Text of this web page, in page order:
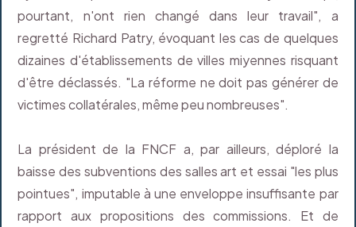
pourtant, n'ont rien changé dans leur travail", a
regretté Richard Patry, évoquant les cas de quelques
dizaines d'établissements de villes miyennes risquant
d'être déclassés. "La réforme ne doit pas générer de
victimes collatérales, même peu nombreuses".
La président de la FNCF a, par ailleurs, déploré la
baisse des subventions des salles art et essai "les plus
pointues", imputable à une enveloppe insuffisante par
rapport aux propositions des commissions. Et de